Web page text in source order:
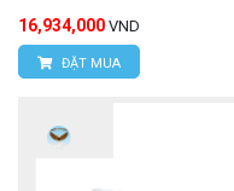
16,934,000 VND
ĐẶT MUA